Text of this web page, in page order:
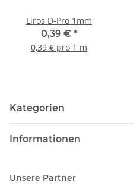
Liros D-Pro 1mm
0,39 € *
0,39 € pro 1 m
Kategorien
Informationen
Unsere Partner